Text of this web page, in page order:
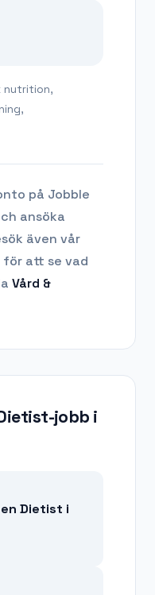
nutrition,
på Jobble
ansöka
även vår
för att se vad
Vård &
jobb i
Dietist i